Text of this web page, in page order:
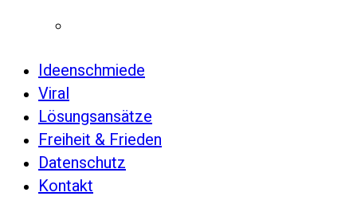
Ideenschmiede
Viral
Lösungsansätze
Freiheit & Frieden
Datenschutz
Kontakt